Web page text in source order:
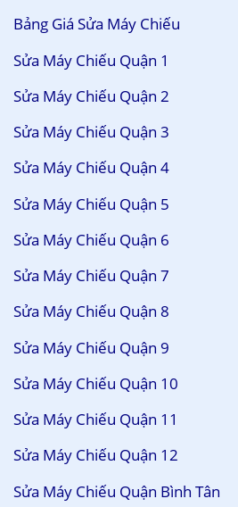
Bảng Giá Sửa Máy Chiếu
Sửa Máy Chiếu Quận 1
Sửa Máy Chiếu Quận 2
Sửa Máy Chiếu Quận 3
Sửa Máy Chiếu Quận 4
Sửa Máy Chiếu Quận 5
Sửa Máy Chiếu Quận 6
Sửa Máy Chiếu Quận 7
Sửa Máy Chiếu Quận 8
Sửa Máy Chiếu Quận 9
Sửa Máy Chiếu Quận 10
Sửa Máy Chiếu Quận 11
Sửa Máy Chiếu Quận 12
Sửa Máy Chiếu Quận Bình Tân